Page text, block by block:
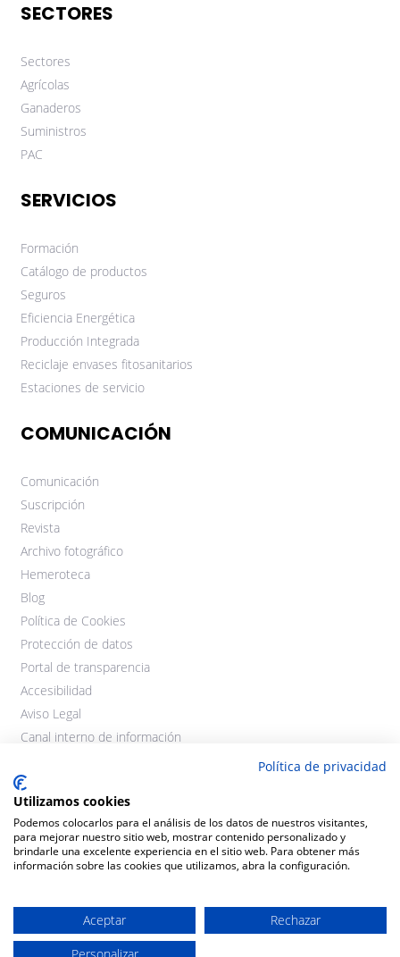
SECTORES
Sectores
Agrícolas
Ganaderos
Suministros
PAC
SERVICIOS
Formación
Catálogo de productos
Seguros
Eficiencia Energética
Producción Integrada
Reciclaje envases fitosanitarios
Estaciones de servicio
COMUNICACIÓN
Comunicación
Suscripción
Revista
Archivo fotográfico
Hemeroteca
Blog
Política de Cookies
Protección de datos
Portal de transparencia
Accesibilidad
Aviso Legal
Canal interno de información
derechos reservados.
Diseño y desarrollo:THEGECO
Política de privacidad
Utilizamos cookies
Podemos colocarlos para el análisis de los datos de nuestros visitantes,
para mejorar nuestro sitio web, mostrar contenido personalizado y
brindarle una excelente experiencia en el sitio web. Para obtener más
información sobre las cookies que utilizamos, abra la configuración.
Aceptar
Rechazar